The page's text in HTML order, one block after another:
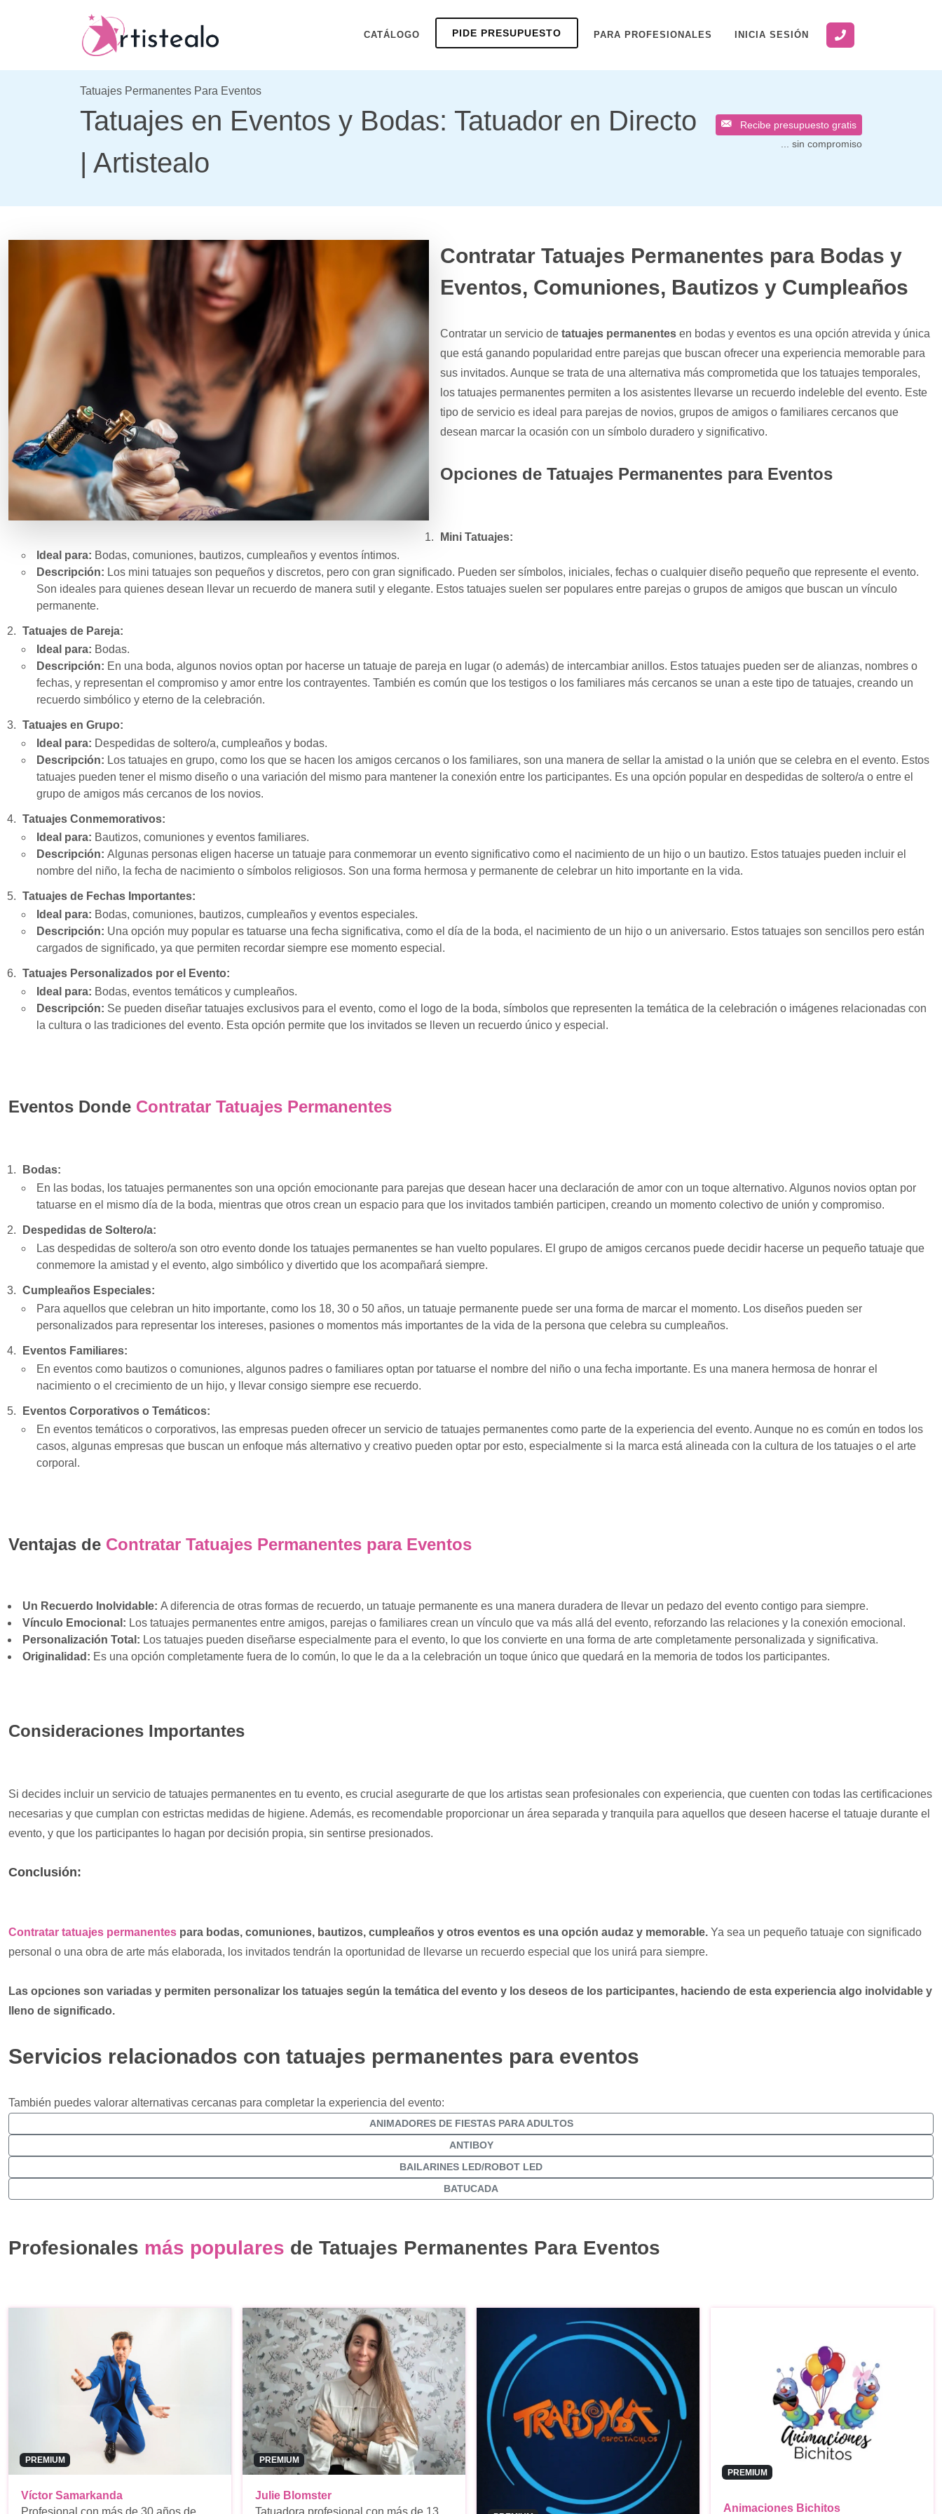
CATÁLOGO PIDE PRESUPUESTO PARA PROFESIONALES INICIA SESIÓN
Tatuajes Permanentes Para Eventos
Tatuajes en Eventos y Bodas: Tatuador en Directo
| Artistealo
Recibe presupuesto gratis
... sin compromiso
Contratar Tatuajes Permanentes para Bodas y
Eventos, Comuniones, Bautizos y Cumpleaños
Contratar un servicio de tatuajes permanentes en bodas y eventos es una opción atrevida y única
que está ganando popularidad entre parejas que buscan ofrecer una experiencia memorable para
sus invitados. Aunque se trata de una alternativa más comprometida que los tatuajes temporales,
los tatuajes permanentes permiten a los asistentes llevarse un recuerdo indeleble del evento. Este
tipo de servicio es ideal para parejas de novios, grupos de amigos o familiares cercanos que
desean marcar la ocasión con un símbolo duradero y significativo.
Opciones de Tatuajes Permanentes para Eventos
Mini Tatuajes:
Ideal para: Bodas, comuniones, bautizos, cumpleaños y eventos íntimos.
Descripción: Los mini tatuajes son pequeños y discretos, pero con gran significado. Pueden ser símbolos, iniciales, fechas o cualquier diseño pequeño que represente el evento.
Son ideales para quienes desean llevar un recuerdo de manera sutil y elegante. Estos tatuajes suelen ser populares entre parejas o grupos de amigos que buscan un vínculo
permanente.
Tatuajes de Pareja:
Ideal para: Bodas.
Descripción: En una boda, algunos novios optan por hacerse un tatuaje de pareja en lugar (o además) de intercambiar anillos. Estos tatuajes pueden ser de alianzas, nombres o
fechas, y representan el compromiso y amor entre los contrayentes. También es común que los testigos o los familiares más cercanos se unan a este tipo de tatuajes, creando un
recuerdo simbólico y eterno de la celebración.
Tatuajes en Grupo:
Ideal para: Despedidas de soltero/a, cumpleaños y bodas.
Descripción: Los tatuajes en grupo, como los que se hacen los amigos cercanos o los familiares, son una manera de sellar la amistad o la unión que se celebra en el evento. Estos
tatuajes pueden tener el mismo diseño o una variación del mismo para mantener la conexión entre los participantes. Es una opción popular en despedidas de soltero/a o entre el
grupo de amigos más cercanos de los novios.
Tatuajes Conmemorativos:
Ideal para: Bautizos, comuniones y eventos familiares.
Descripción: Algunas personas eligen hacerse un tatuaje para conmemorar un evento significativo como el nacimiento de un hijo o un bautizo. Estos tatuajes pueden incluir el
nombre del niño, la fecha de nacimiento o símbolos religiosos. Son una forma hermosa y permanente de celebrar un hito importante en la vida.
Tatuajes de Fechas Importantes:
Ideal para: Bodas, comuniones, bautizos, cumpleaños y eventos especiales.
Descripción: Una opción muy popular es tatuarse una fecha significativa, como el día de la boda, el nacimiento de un hijo o un aniversario. Estos tatuajes son sencillos pero están
cargados de significado, ya que permiten recordar siempre ese momento especial.
Tatuajes Personalizados por el Evento:
Ideal para: Bodas, eventos temáticos y cumpleaños.
Descripción: Se pueden diseñar tatuajes exclusivos para el evento, como el logo de la boda, símbolos que representen la temática de la celebración o imágenes relacionadas con
la cultura o las tradiciones del evento. Esta opción permite que los invitados se lleven un recuerdo único y especial.
Eventos Donde Contratar Tatuajes Permanentes
Bodas:
En las bodas, los tatuajes permanentes son una opción emocionante para parejas que desean hacer una declaración de amor con un toque alternativo. Algunos novios optan por
tatuarse en el mismo día de la boda, mientras que otros crean un espacio para que los invitados también participen, creando un momento colectivo de unión y compromiso.
Despedidas de Soltero/a:
Las despedidas de soltero/a son otro evento donde los tatuajes permanentes se han vuelto populares. El grupo de amigos cercanos puede decidir hacerse un pequeño tatuaje que
conmemore la amistad y el evento, algo simbólico y divertido que los acompañará siempre.
Cumpleaños Especiales:
Para aquellos que celebran un hito importante, como los 18, 30 o 50 años, un tatuaje permanente puede ser una forma de marcar el momento. Los diseños pueden ser
personalizados para representar los intereses, pasiones o momentos más importantes de la vida de la persona que celebra su cumpleaños.
Eventos Familiares:
En eventos como bautizos o comuniones, algunos padres o familiares optan por tatuarse el nombre del niño o una fecha importante. Es una manera hermosa de honrar el
nacimiento o el crecimiento de un hijo, y llevar consigo siempre ese recuerdo.
Eventos Corporativos o Temáticos:
En eventos temáticos o corporativos, las empresas pueden ofrecer un servicio de tatuajes permanentes como parte de la experiencia del evento. Aunque no es común en todos los
casos, algunas empresas que buscan un enfoque más alternativo y creativo pueden optar por esto, especialmente si la marca está alineada con la cultura de los tatuajes o el arte
corporal.
Ventajas de Contratar Tatuajes Permanentes para Eventos
Un Recuerdo Inolvidable: A diferencia de otras formas de recuerdo, un tatuaje permanente es una manera duradera de llevar un pedazo del evento contigo para siempre.
Vínculo Emocional: Los tatuajes permanentes entre amigos, parejas o familiares crean un vínculo que va más allá del evento, reforzando las relaciones y la conexión emocional.
Personalización Total: Los tatuajes pueden diseñarse especialmente para el evento, lo que los convierte en una forma de arte completamente personalizada y significativa.
Originalidad: Es una opción completamente fuera de lo común, lo que le da a la celebración un toque único que quedará en la memoria de todos los participantes.
Consideraciones Importantes
Si decides incluir un servicio de tatuajes permanentes en tu evento, es crucial asegurarte de que los artistas sean profesionales con experiencia, que cuenten con todas las certificaciones
necesarias y que cumplan con estrictas medidas de higiene. Además, es recomendable proporcionar un área separada y tranquila para aquellos que deseen hacerse el tatuaje durante el
evento, y que los participantes lo hagan por decisión propia, sin sentirse presionados.
Conclusión:
Contratar tatuajes permanentes para bodas, comuniones, bautizos, cumpleaños y otros eventos es una opción audaz y memorable. Ya sea un pequeño tatuaje con significado
personal o una obra de arte más elaborada, los invitados tendrán la oportunidad de llevarse un recuerdo especial que los unirá para siempre.
Las opciones son variadas y permiten personalizar los tatuajes según la temática del evento y los deseos de los participantes, haciendo de esta experiencia algo inolvidable y
lleno de significado.
Servicios relacionados con tatuajes permanentes para eventos
También puedes valorar alternativas cercanas para completar la experiencia del evento:
ANIMADORES DE FIESTAS PARA ADULTOS
ANTIBOY
BAILARINES LED/ROBOT LED
BATUCADA
Profesionales más populares de Tatuajes Permanentes Para Eventos
PREMIUM
Víctor Samarkanda
Profesional con más de 30 años de
PREMIUM
Julie Blomster
Tatuadora profesional con más de 13
PREMIUM
Animaciones Bichitos